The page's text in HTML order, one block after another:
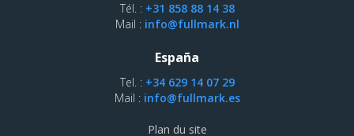
Tél. : +31 858 88 14 38
Mail : info@fullmark.nl
España
Tel. : +34 629 14 07 29
Mail : info@fullmark.es
Plan du site